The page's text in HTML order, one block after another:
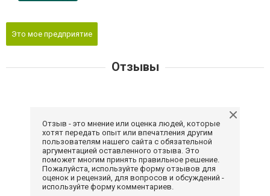
Это мое предприятие
Отзывы
Отзыв - это мнение или оценка людей, которые
хотят передать опыт или впечатления другим
пользователям нашего сайта с обязательной
аргументацией оставленного отзыва. Это
поможет многим принять правильное решение.
Пожалуйста, используйте форму отзывов для
оценок и рецензий, для вопросов и обсуждений -
используйте форму комментариев.